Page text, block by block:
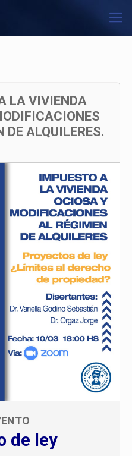
LA VIVIENDA
DE ALQUILERES.
de ley